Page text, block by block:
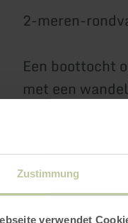
Zustimmung
verwendet
2-meren-
Een boottocht
met een
prijzen vindt u